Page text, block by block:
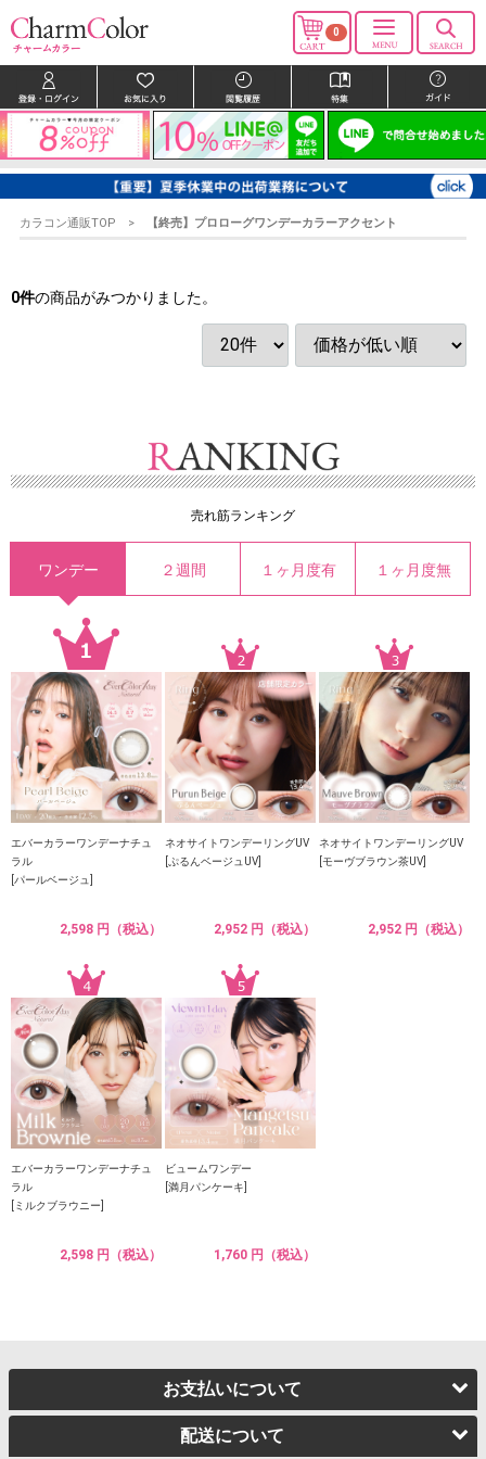
0
カラコン通販TOP 【終売】プロローグワンデーカラーアクセント
0件の商品がみつかりました。
売れ筋ランキング
ワンデー ２週間 １ヶ月度有 １ヶ月度無
エバーカラーワンデーナチュ
ラル
[パールベージュ]
2,598 円（税込）
ネオサイトワンデーリングUV
[ぷるんベージュUV]
2,952 円（税込）
ネオサイトワンデーリングUV
[モーヴブラウン茶UV]
2,952 円（税込）
エバーカラーワンデーナチュ
ラル
[ミルクブラウニー]
2,598 円（税込）
ビュームワンデー
[満月パンケーキ]
1,760 円（税込）
お支払いについて
配送について